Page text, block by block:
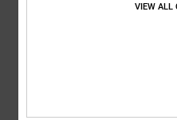
VIEW ALL